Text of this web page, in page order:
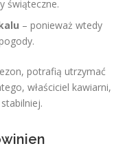
świąteczne.
– ponieważ wtedy
potrafią utrzymać
właściciel kawiarni,